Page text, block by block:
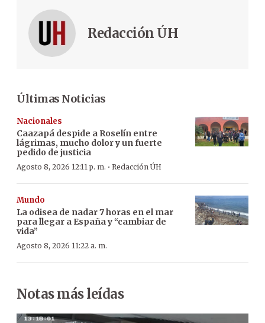
Redacción ÚH
Últimas Noticias
Nacionales
Caazapá despide a Roselín entre
lágrimas, mucho dolor y un fuerte
pedido de justicia
Agosto 8, 2026 12:11 p. m. · Redacción ÚH
Mundo
La odisea de nadar 7 horas en el mar
para llegar a España y “cambiar de
vida”
Agosto 8, 2026 11:22 a. m.
Notas más leídas